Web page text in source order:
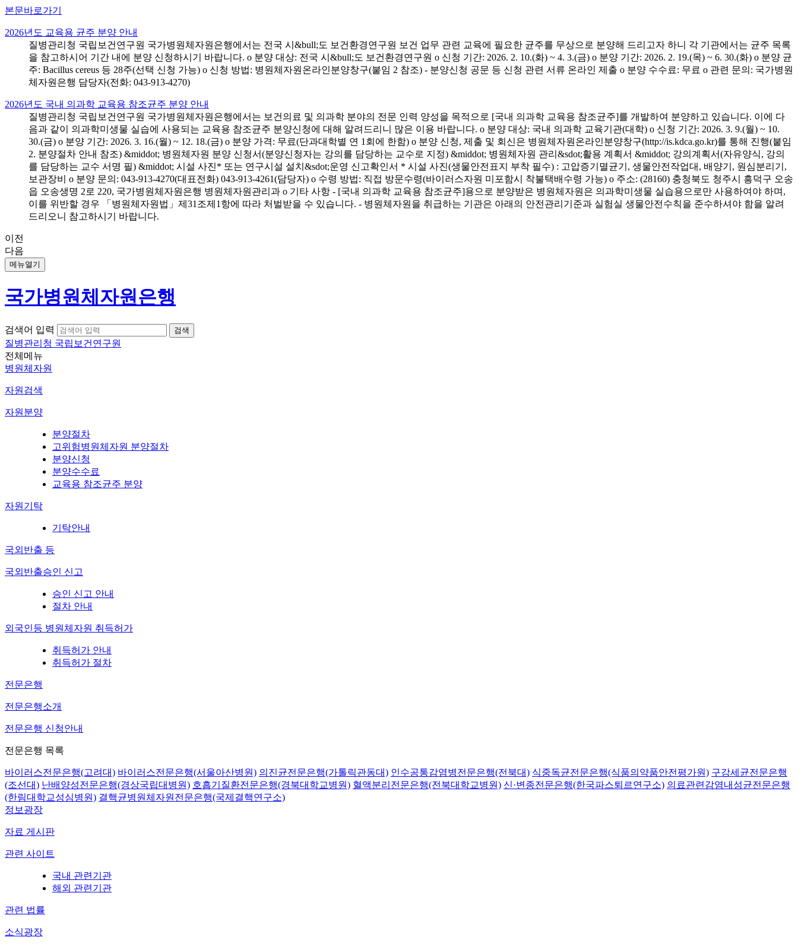
본문바로가기
2026년도 교육용 균주 분양 안내
질병관리청 국립보건연구원 국가병원체자원은행에서는 전국 시&bull;도 보건환경연구원 보건 업무 관련 교육에 필요한 균주를 무상으로 분양해 드리고자 하니 각 기관에서는 균주 목록
을 참고하시어 기간 내에 분양 신청하시기 바랍니다. o 분양 대상: 전국 시&bull;도 보건환경연구원 o 신청 기간: 2026. 2. 10.(화) ~ 4. 3.(금) o 분양 기간: 2026. 2. 19.(목) ~ 6. 30.(화) o 분양 균
주: Bacillus cereus 등 28주(선택 신청 가능) o 신청 방법: 병원체자원온라인분양창구(붙임 2 참조) - 분양신청 공문 등 신청 관련 서류 온라인 제출 o 분양 수수료: 무료 o 관련 문의: 국가병원
체자원은행 담당자(전화: 043-913-4270)
2026년도 국내 의과학 교육용 참조균주 분양 안내
질병관리청 국립보건연구원 국가병원체자원은행에서는 보건의료 및 의과학 분야의 전문 인력 양성을 목적으로 [국내 의과학 교육용 참조균주]를 개발하여 분양하고 있습니다. 이에 다
음과 같이 의과학미생물 실습에 사용되는 교육용 참조균주 분양신청에 대해 알려드리니 많은 이용 바랍니다. o 분양 대상: 국내 의과학 교육기관(대학) o 신청 기간: 2026. 3. 9.(월) ~ 10.
30.(금) o 분양 기간: 2026. 3. 16.(월) ~ 12. 18.(금) o 분양 가격: 무료(단과대학별 연 1회에 한함) o 분양 신청, 제출 및 회신은 병원체자원온라인분양창구(http://is.kdca.go.kr)를 통해 진행(붙임
2. 분양절차 안내 참조) &middot; 병원체자원 분양 신청서(분양신청자는 강의를 담당하는 교수로 지정) &middot; 병원체자원 관리&sdot;활용 계획서 &middot; 강의계획서(자유양식, 강의
를 담당하는 교수 서명 필) &middot; 시설 사진* 또는 연구시설 설치&sdot;운영 신고확인서 * 시설 사진(생물안전표지 부착 필수) : 고압증기멸균기, 생물안전작업대, 배양기, 원심분리기,
보관장비 o 분양 문의: 043-913-4270(대표전화) 043-913-4261(담당자) o 수령 방법: 직접 방문수령(바이러스자원 미포함시 착불택배수령 가능) o 주소: (28160) 충청북도 청주시 흥덕구 오송
읍 오송생명 2로 220, 국가병원체자원은행 병원체자원관리과 o 기타 사항 - [국내 의과학 교육용 참조균주]용으로 분양받은 병원체자원은 의과학미생물 실습용으로만 사용하여야 하며,
이를 위반할 경우 「병원체자원법」제31조제1항에 따라 처벌받을 수 있습니다. - 병원체자원을 취급하는 기관은 아래의 안전관리기준과 실험실 생물안전수칙을 준수하셔야 함을 알려
드리오니 참고하시기 바랍니다.
이전
다음
메뉴열기
국가병원체자원은행
검색어 입력
질병관리청 국립보건연구원
전체메뉴
병원체자원
자원검색
자원분양
분양절차
고위험병원체자원 분양절차
분양신청
분양수수료
교육용 참조균주 분양
자원기탁
기탁안내
국외반출 등
국외반출승인 신고
승인 신고 안내
절차 안내
외국인등 병원체자원 취득허가
취득허가 안내
취득허가 절차
전문은행
전문은행소개
전문은행 신청안내
전문은행 목록
바이러스전문은행(고려대) 바이러스전문은행(서울아산병원) 의진균전문은행(가톨릭관동대) 인수공통감염병전문은행(전북대) 식중독균전문은행(식품의약품안전평가원) 구강세균전문은행
(조선대) 난배양성전문은행(경상국립대병원) 호흡기질환전문은행(경북대학교병원) 혈액분리전문은행(전북대학교병원) 신·변종전문은행(한국파스퇴르연구소) 의료관련감염내성균전문은행
(한림대학교성심병원) 결핵균병원체자원전문은행(국제결핵연구소)
정보광장
자료 게시판
관련 사이트
국내 관련기관
해외 관련기관
관련 법률
소식광장